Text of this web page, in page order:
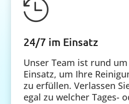

24/7 im Einsatz
Unser Team ist rund
Einsatz, um Ihre
zu erfüllen. Verlassen
egal zu welcher Tages-